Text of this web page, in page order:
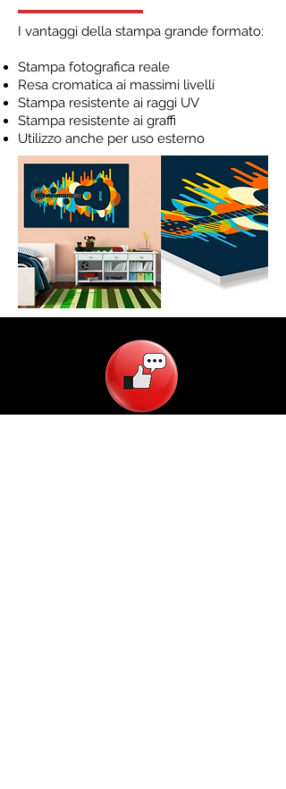
I vantaggi della stampa grande formato:
Stampa fotografica reale
Resa cromatica ai massimi livelli
Stampa resistente ai raggi UV
Stampa resistente ai graffi
Utilizzo anche per uso esterno